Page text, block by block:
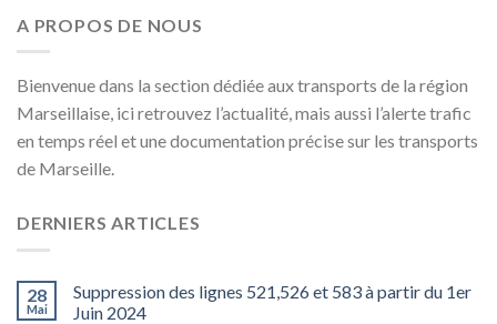
A PROPOS DE NOUS
Bienvenue dans la section dédiée aux transports de la région
Marseillaise, ici retrouvez l’actualité, mais aussi l’alerte trafic
en temps réel et une documentation précise sur les transports
de Marseille.
DERNIERS ARTICLES
28
Mai
Suppression des lignes 521,526 et 583 à partir du 1er
Juin 2024